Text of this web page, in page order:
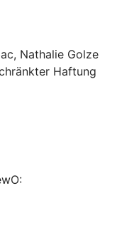
Nathalie Golze
Haftung